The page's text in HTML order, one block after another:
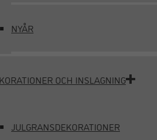
NYÅR
OCH INSLAGNING
JULGRANSDEKORATIONER